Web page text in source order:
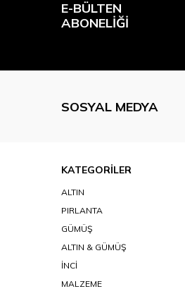
E-BÜLTEN
ABONELIĞI
SOSYAL MEDYA
KATEGORİLER
ALTIN
PIRLANTA
GÜMÜŞ
ALTIN & GÜMÜŞ
İNCİ
MALZEME